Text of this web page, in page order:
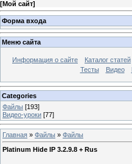
[Мой сайт]
Форма входа
Меню сайта
Информация о сайте Каталог статей
Тесты
Видео
Categories
Файлы [193]
Видео-уроки [77]
Главная » Файлы » Файлы
Platinum Hide IP 3.2.9.8 + Rus